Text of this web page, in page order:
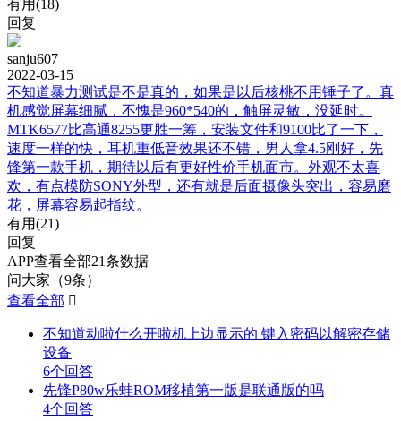
有用(18)
回复
sanju607
2022-03-15
不知道暴力测试是不是真的，如果是以后核桃不用锤子了。真
机感觉屏幕细腻，不愧是960*540的，触屏灵敏，没延时。
MTK6577比高通8255更胜一筹，安装文件和9100比了一下，
速度一样的快，耳机重低音效果还不错，男人拿4.5刚好，先
锋第一款手机，期待以后有更好性价手机面市。外观不太喜
欢，有点模防SONY外型，还有就是后面摄像头突出，容易磨
花，屏幕容易起指纹。
有用(21)
回复
APP查看全部21条数据
问大家（9条）
查看全部 
不知道动啦什么开啦机上边显示的 键入密码以解密存储
设备
6个回答
先锋P80w乐蛙ROM移植第一版是联通版的吗
4个回答